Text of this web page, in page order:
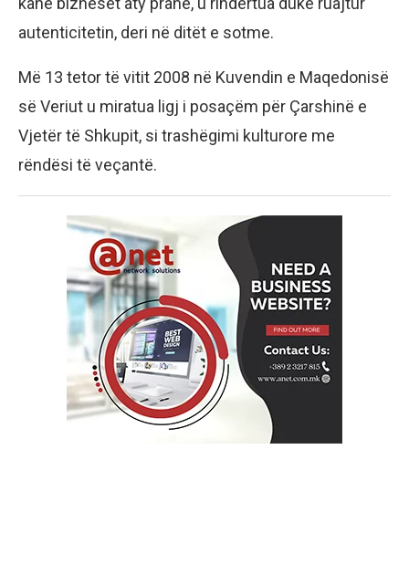
autenticitetin, deri në ditët e sotme.
Më 13 tetor të vitit 2008 në Kuvendin e Maqedonisë
së Veriut u miratua ligj i posaçëm për Çarshinë e
Vjetër të Shkupit, si trashëgimi kulturore me
rëndësi të veçantë.